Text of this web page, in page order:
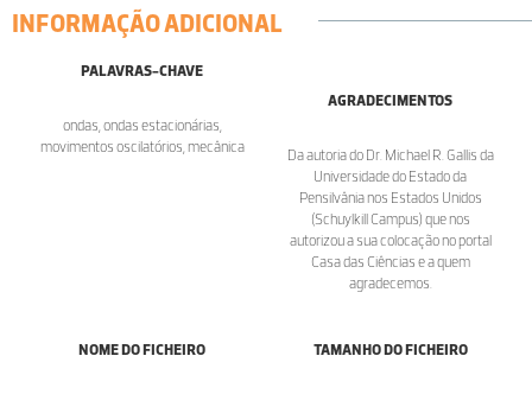
INFORMAÇÃO ADICIONAL
PALAVRAS-CHAVE
ondas, ondas estacionárias,
movimentos oscilatórios, mecânica
AGRADECIMENTOS
Da autoria do Dr. Michael R. Gallis da
Universidade do Estado da
Pensilvânia nos Estados Unidos
(Schuylkill Campus) que nos
autorizou a sua colocação no portal
Casa das Ciências e a quem
agradecemos.
NOME DO FICHEIRO TAMANHO DO FICHEIRO